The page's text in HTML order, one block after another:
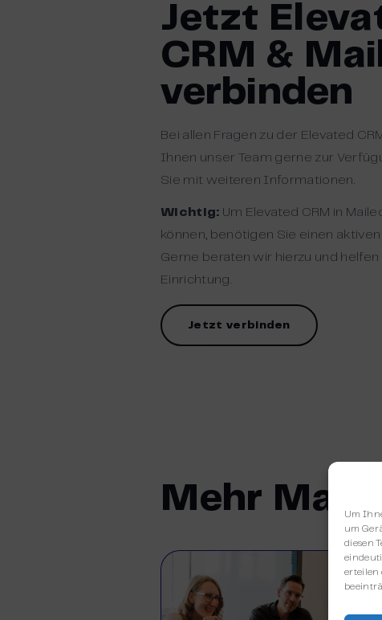
Um
um
diesen
erteilen
Jetzt
CRM &
verbinden
Bei allen Fragen zu der Elevated
Ihnen unser Team gerne zur
Sie mit weiteren Informationen.
Wichtig: Um Elevated CRM in
können, benötigen Sie einen aktiven
Gerne beraten wir hierzu und
Einrichtung.
Jetzt verbinden
Mehr